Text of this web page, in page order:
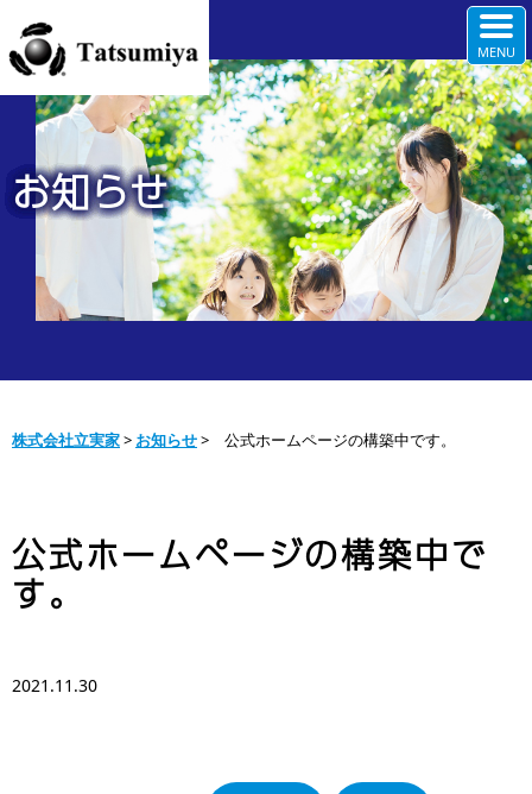
お知らせ
株式会社立実家> お知らせ> 公式ホームページの構築中です。
公式ホームページの構築中で
す。
2021.11.30